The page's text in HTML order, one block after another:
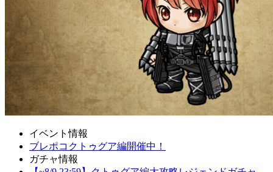
イベント情報
ブレポコクトゥグア編開催中！
ガチャ情報